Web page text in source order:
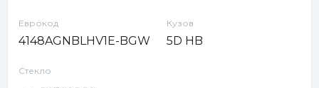
Еврокод
4148AGNBLHV1E-BGW
Кузов
5D HB
Стекло